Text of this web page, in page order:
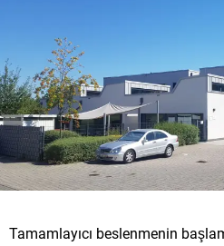
Tamamlayıcı beslenmenin